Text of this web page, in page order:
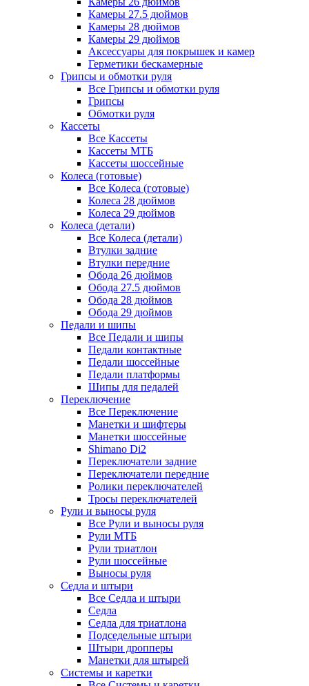
Камеры 27.5 дюймов
Камеры 28 дюймов
Камеры 29 дюймов
Аксессуары для покрышек и камер
Герметики бескамерные
Грипсы и обмотки руля
Все Грипсы и обмотки руля
Грипсы
Обмотки руля
Кассеты
Все Кассеты
Кассеты МТБ
Кассеты шоссейные
Колеса (готовые)
Все Колеса (готовые)
Колеса 28 дюймов
Колеса 29 дюймов
Колеса (детали)
Все Колеса (детали)
Втулки задние
Втулки передние
Обода 26 дюймов
Обода 27.5 дюймов
Обода 28 дюймов
Обода 29 дюймов
Педали и шипы
Все Педали и шипы
Педали контактные
Педали шоссейные
Педали платформы
Шипы для педалей
Переключение
Все Переключение
Манетки и шифтеры
Манетки шоссейные
Shimano Di2
Переключатели задние
Переключатели передние
Ролики переключателей
Тросы переключателей
Рули и выносы руля
Все Рули и выносы руля
Рули МТБ
Рули триатлон
Рули шоссейные
Выносы руля
Седла и штыри
Все Седла и штыри
Седла
Седла для триатлона
Подседельные штыри
Штыри дропперы
Манетки для штырей
Системы и каретки